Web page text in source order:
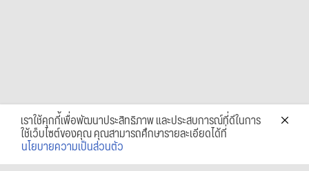
เราใช้คุกกี้เพื่อพัฒนาประสิทธิภาพ และประสบการณ์ที่ดีในการ
ใช้เว็บไซต์ของคุณ คุณสามารถศึกษารายละเอียดได้ที่
นโยบายความเป็นส่วนตัว